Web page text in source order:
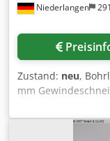
Niederlangen
Zustand: neu,
mm
Bohrhub 140 mm
430 mm